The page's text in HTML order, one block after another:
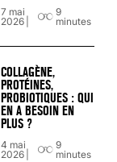
7 mai
2026
9
minutes
COLLAGÈNE,
PROTÉINES,
PROBIOTIQUES : QUI
EN A BESOIN EN
PLUS ?
4 mai
2026
9
minutes